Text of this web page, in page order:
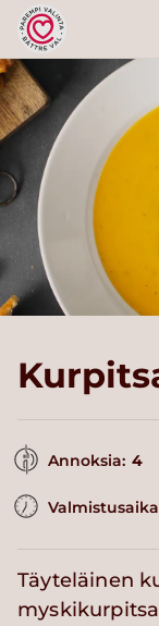
Annoksia: 4
Täyteläinen